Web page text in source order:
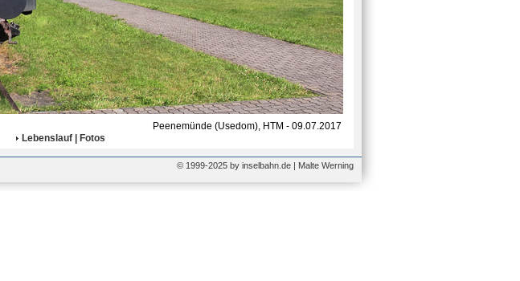
Peenemünde (Usedom), HTM - 09.07.2017
Lebenslauf | Fotos
© 1999-2025 by inselbahn.de | Malte Werning